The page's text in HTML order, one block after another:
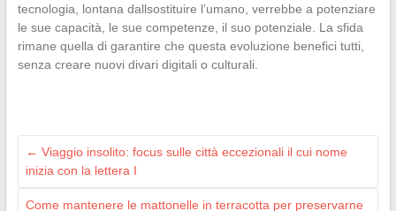
tecnologia, lontana dallsostituire l’umano, verrebbe a potenziare
le sue capacità, le sue competenze, il suo potenziale. La sfida
rimane quella di garantire che questa evoluzione benefici tutti,
senza creare nuovi divari digitali o culturali.
← Viaggio insolito: focus sulle città eccezionali il cui nome
inizia con la lettera I
Come mantenere le mattonelle in terracotta per preservarne